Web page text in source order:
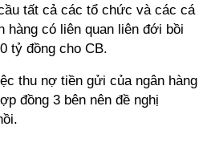
tất cả các tổ chức và các cá
hàng có liên quan liên đới bồi
tỷ đồng cho CB.
thu nợ tiền gửi của ngân hàng
đồng 3 bên nên đề nghị